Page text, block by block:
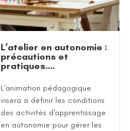
L’atelier en autonomie :
précautions et
pratiques….
L'animation pédagogique
visera à définir les conditions
des activités d'apprentissage
en autonomie pour gérer les